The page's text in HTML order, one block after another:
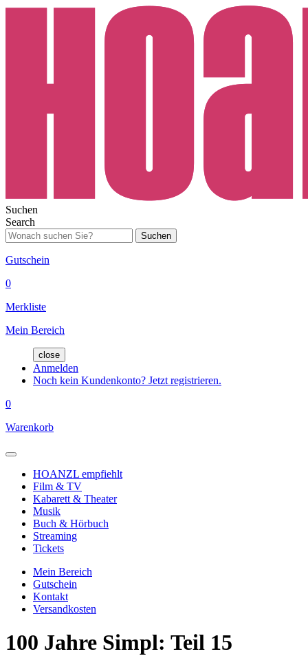
Suchen
Search
Suchen
Gutschein
0
Merkliste
Mein Bereich
close
Anmelden
Noch kein Kundenkonto? Jetzt registrieren.
0
Warenkorb
HOANZL empfiehlt
Film & TV
Kabarett & Theater
Musik
Buch & Hörbuch
Streaming
Tickets
Mein Bereich
Gutschein
Kontakt
Versandkosten
100 Jahre Simpl: Teil 15